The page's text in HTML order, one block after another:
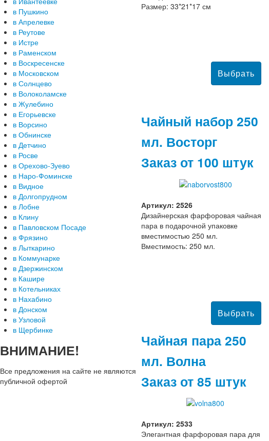
Размер: 33*21*17 см
Чайный набор 250
мл. Восторг
Заказ от 100 штук
Артикул: 2526
Дизайнерская фарфоровая чайная
пара в подарочной упаковке
вместимостью 250 мл.
Вместимость: 250 мл.
Чайная пара 250
мл. Волна
Заказ от 85 штук
Артикул: 2533
Элегантная фарфоровая пара для
в Пушкино
в Апрелевке
в Реутове
в Истре
в Раменском
в Воскресенске
в Московском
в Солнцево
в Волоколамске
в Жулебино
в Егорьевске
в Ворсино
в Обнинске
в Детчино
в Росве
в Орехово-Зуево
в Наро-Фоминске
в Видное
в Долгопрудном
в Лобне
в Клину
в Павловском Посаде
в Фрязино
в Лыткарино
в Коммунарке
в Дзержинском
в Кашире
в Котельниках
в Нахабино
в Донском
в Узловой
в Щербинке
ВНИМАНИЕ!
Все предложения на сайте не являются
публичной офертой